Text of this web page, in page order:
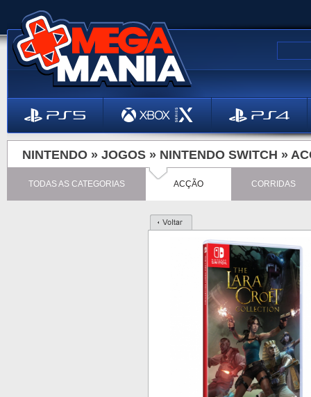
NINTENDO » JOGOS » NINTENDO SWITCH »
TODAS AS CATEGORIAS ACÇÃO CORRIDAS